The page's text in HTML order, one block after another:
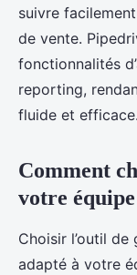
suivre
de vente.
fonctionnalités
reporting,
fluide et efficace.
Comment
votre
Choisir l’outil
adapté à votre